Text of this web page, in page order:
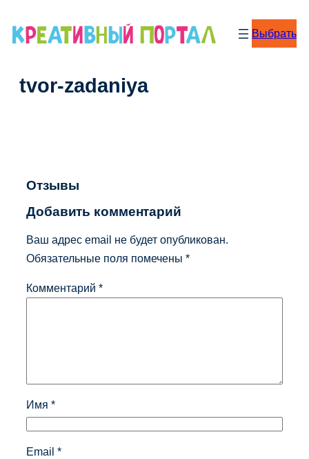
Выбрать
tvor-zadaniya
Отзывы
Добавить комментарий
Ваш адрес email не будет опубликован.
Обязательные поля помечены *
Комментарий *
Имя *
Email *